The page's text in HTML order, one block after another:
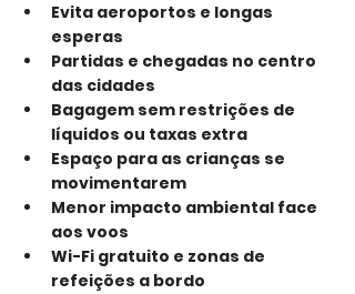
Evita aeroportos e longas
esperas
Partidas e chegadas no centro
das cidades
Bagagem sem restrições de
líquidos ou taxas extra
Espaço para as crianças se
movimentarem
Menor impacto ambiental face
aos voos
Wi-Fi gratuito e zonas de
refeições a bordo